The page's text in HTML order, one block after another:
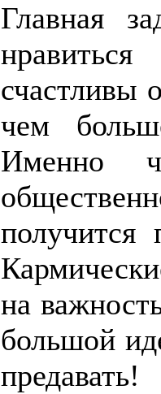
Главная
счастливы
чем
Именно
получится
на
большой
предавать!